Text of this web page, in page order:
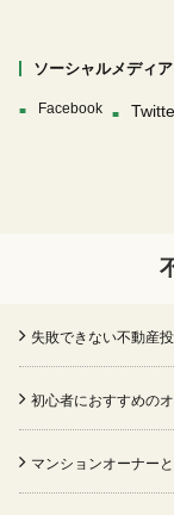
ソーシャルメディア
Facebook
失敗できない不動産
初心者におすすめの
マンションオーナー